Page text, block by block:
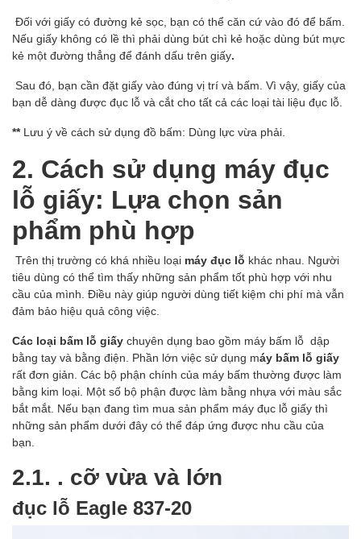
Đối với giấy có đường kẻ sọc, bạn có thể căn cứ vào đó để bấm.
Nếu giấy không có lề thì phải dùng bút chì kẻ hoặc dùng bút mực
kẻ một đường thẳng để đánh dấu trên giấy.
Sau đó, bạn cần đặt giấy vào đúng vị trí và bấm. Vì vậy, giấy của
bạn dễ dàng được đục lỗ và cắt cho tất cả các loại tài liệu đục lỗ.
** Lưu ý về cách sử dụng đồ bấm: Dùng lực vừa phải.
2. Cách sử dụng máy đục
lỗ giấy: Lựa chọn sản
phẩm phù hợp
Trên thị trường có khá nhiều loại máy đục lỗ khác nhau. Người
tiêu dùng có thể tìm thấy những sản phẩm tốt phù hợp với nhu
cầu của mình. Điều này giúp người dùng tiết kiệm chi phí mà vẫn
đảm bảo hiệu quả công việc.
Các loại bấm lỗ giấy chuyên dụng bao gồm máy bấm lỗ dập
bằng tay và bằng điện. Phần lớn việc sử dụng máy bấm lỗ giấy
rất đơn giản. Các bộ phận chính của máy bấm thường được làm
bằng kim loại. Một số bộ phận được làm bằng nhựa với màu sắc
bắt mắt. Nếu bạn đang tìm mua sản phẩm máy đục lỗ giấy thì
những sản phẩm dưới đây có thể đáp ứng được nhu cầu của
bạn.
2.1. . cỡ vừa và lớn
đục lỗ Eagle 837-20